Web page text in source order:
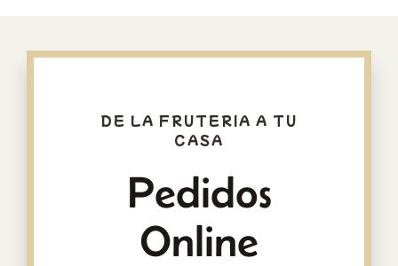
DE LA FRUTERIA A TU
CASA
Pedidos
Online